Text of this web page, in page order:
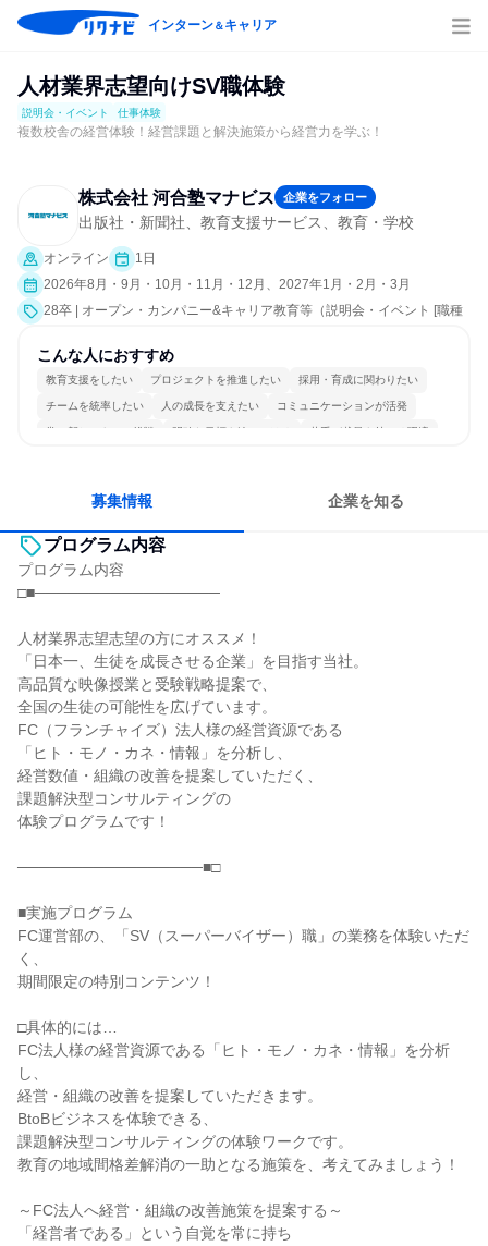
インターン＆キャリア
人材業界志望向けSV職体験
説明会・イベント 仕事体験
複数校舎の経営体験！経営課題と解決施策から経営力を学ぶ！
株式会社 河合塾マナビス 企業をフォロー
出版社・新聞社、教育支援サービス、教育・学校
オンライン
1日
2026年8月・9月・10月・11月・12月、2027年1月・2月・3月
28卒 | オープン・カンパニー&キャリア教育等（説明会・イベント [職種
業界研究]、仕事体験）
こんな人におすすめ
教育支援をしたい プロジェクトを推進したい 採用・育成に関わりたい
チームを統率したい 人の成長を支えたい コミュニケーションが活発
常に新しいものに挑戦 明確な目標を追いかける 若手が裁量を持てる環境
募集情報 企業を知る
プログラム内容
プログラム内容
□■─────────────────
人材業界志望志望の方にオススメ！
「日本一、生徒を成長させる企業」を目指す当社。
高品質な映像授業と受験戦略提案で、
全国の生徒の可能性を広げています。
FC（フランチャイズ）法人様の経営資源である
「ヒト・モノ・カネ・情報」を分析し、
経営数値・組織の改善を提案していただく、
課題解決型コンサルティングの
体験プログラムです！
─────────────────■□
■実施プログラム
FC運営部の、「SV（スーパーバイザー）職」の業務を体験いただ
く、
期間限定の特別コンテンツ！
□具体的には…
FC法人様の経営資源である「ヒト・モノ・カネ・情報」を分析
し、
経営・組織の改善を提案していただきます。
BtoBビジネスを体験できる、
課題解決型コンサルティングの体験ワークです。
教育の地域間格差解消の一助となる施策を、考えてみましょう！
～FC法人へ経営・組織の改善施策を提案する～
「経営者である」という自覚を常に持ち